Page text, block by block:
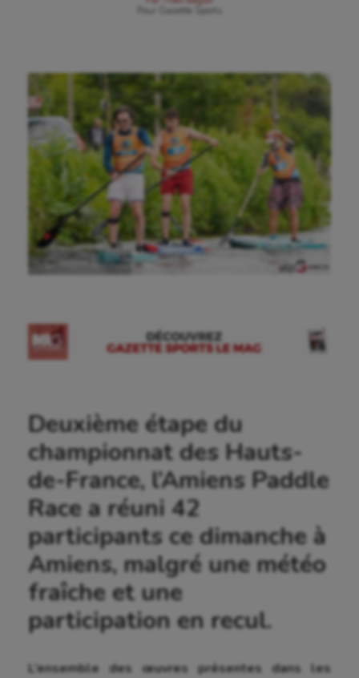
Gazette Sports
Ⓒ Gazette Sports
Deuxième étape du
championnat des Hauts-
de-France, l’Amiens Paddle
Race a réuni 42
participants ce dimanche à
Amiens, malgré une météo
fraîche et une
participation en recul.
L’ensemble des œuvres présentes dans les